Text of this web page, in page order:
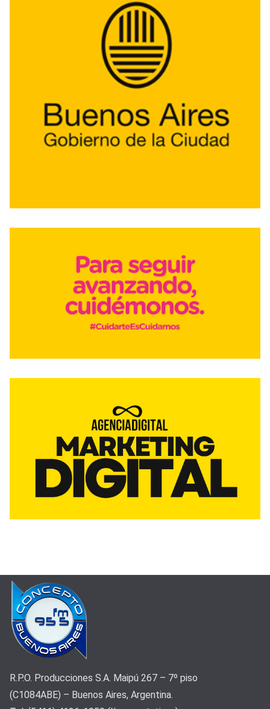
R.P.O. Producciones S.A. Maipú 267 – 7º piso
(C1084ABE) – Buenos Aires, Argentina.